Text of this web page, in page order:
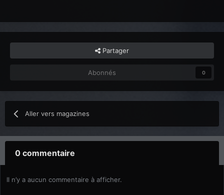
Partager
Abonnés 0
Aller vers magazines
0 commentaire
Il n’y a aucun commentaire à afficher.